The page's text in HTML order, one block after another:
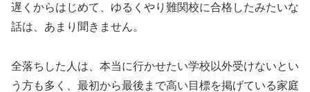
遅くからはじめて、ゆるくやり難関校に合格したみたいな
話は、あまり聞きません。
全落ちした人は、本当に行かせたい学校以外受けないとい
う方も多く、最初から最後まで高い目標を掲げている家庭